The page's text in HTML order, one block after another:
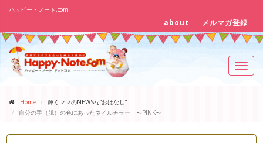
ハッピー・ノート.com
about メルマガ登録
Home
輝くママのNEWSな“おはなし”
自分の手（肌）の色にあったネイルカラー 〜PINK〜